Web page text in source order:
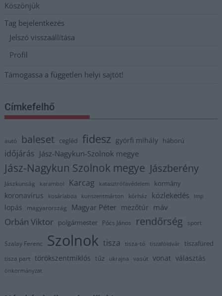
Köszönjük
Tag bejelentkezés
Jelszó visszaállítása
Profil
Támogassa a független helyi sajtót!
Címkefelhő
autó baleset cegléd fidesz györfi mihály háború
időjárás Jász-Nagykun-Szolnok megye
Jász-Nagykun Szolnok megye Jászberény
Jászkunság karambol Karcag katasztrófavédelem kormány
koronavírus kosárlabda kunszentmárton kórház közlekedés lmp
lopás magyarország Magyar Péter mezőtúr máv
Orbán Viktor polgármester Pócs János rendőrség sport
Szalay Ferenc Szolnok tisza tisza-tó tiszaföldvár tiszafüred
tisza part törökszentmiklós tűz ukrajna vasút vonat választás
önkormányzat